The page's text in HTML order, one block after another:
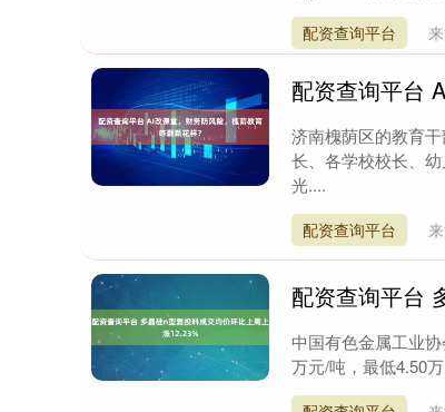
配资查询平台
配资查询平台
济南槐荫区的教育
长、各学校校长、
光....
配资查询平台
配资查询平台
中国有色金属工业
万元/吨，最低4.50